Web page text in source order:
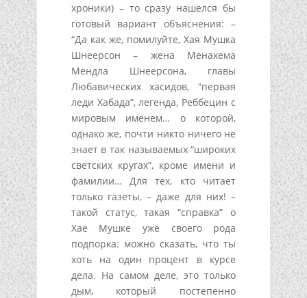
хроники) – то сразу нашелся бы
готовый вариант объяснения: –
“Да как же, помилуйте, Хая Мушка
Шнеерсон – жена Менахема
Мендла Шнеерсона, главы
Любавических хасидов, “первая
леди Хабада”, легенда, Реббецин с
мировым именем… о которой,
однако же, почти никто ничего не
знает в так называемых “широких
светских кругах”, кроме имени и
фамилии… Для тех, кто читает
только газеты, – даже для них! –
такой статус, такая “справка” о
Хае Мушке уже своего рода
подпорка: можно сказать, что ты
хоть на один процент в курсе
дела. На самом деле, это только
дым, который постепенно